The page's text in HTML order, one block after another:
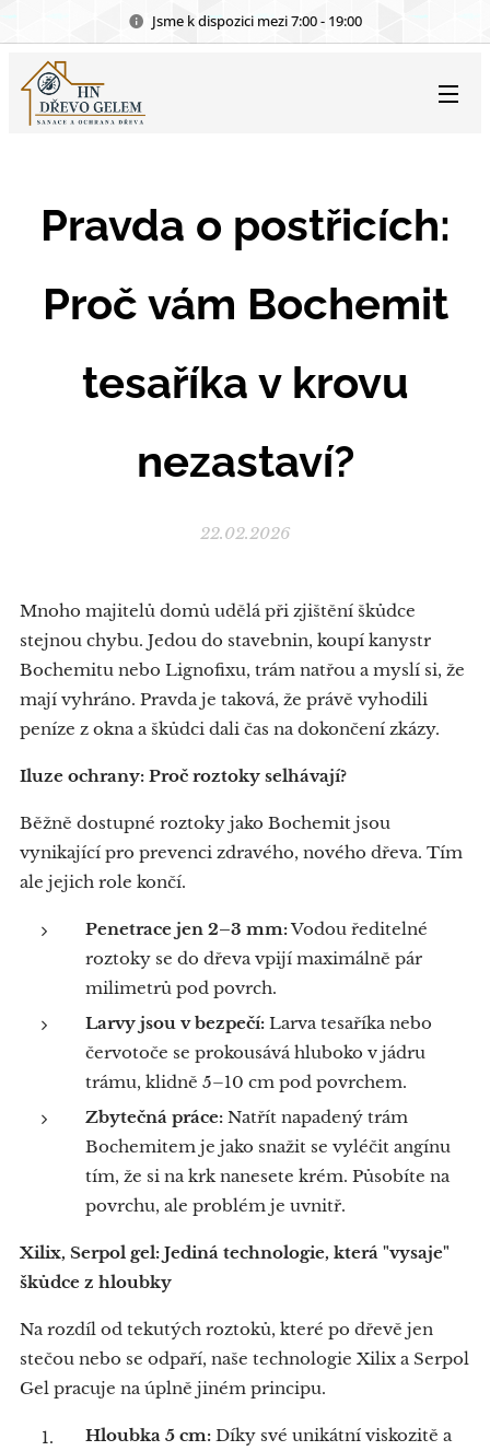
Jsme k dispozici mezi 7:00 - 19:00
Pravda o postřicích:
Proč vám Bochemit
tesaříka v krovu
nezastaví?
22.02.2026
Mnoho majitelů domů udělá při zjištění škůdce
stejnou chybu. Jedou do stavebnin, koupí kanystr
Bochemitu nebo Lignofixu, trám natřou a myslí si, že
mají vyhráno. Pravda je taková, že právě vyhodili
peníze z okna a škůdci dali čas na dokončení zkázy.
Iluze ochrany: Proč roztoky selhávají?
​Běžně dostupné roztoky jako Bochemit jsou
vynikající pro prevenci zdravého, nového dřeva. Tím
ale jejich role končí.
Penetrace jen 2–3 mm:Vodou ředitelné
roztoky se do dřeva vpijí maximálně pár
milimetrů pod povrch.
Larvy jsou v bezpečí: Larva tesaříka nebo
červotoče se prokousává hluboko v jádru
trámu, klidně 5–10 cm pod povrchem.
Zbytečná práce: Natřít napadený trám
Bochemitem je jako snažit se vyléčit angínu
tím, že si na krk nanesete krém. Působíte na
povrchu, ale problém je uvnitř.
Xilix, Serpol gel: Jediná technologie, která "vysaje"
škůdce z hloubky
​Na rozdíl od tekutých roztoků, které po dřevě jen
stečou nebo se odpaří, naše technologie Xilix a Serpol
Gel pracuje na úplně jiném principu.
Hloubka 5 cm: Díky své unikátní viskozitě a